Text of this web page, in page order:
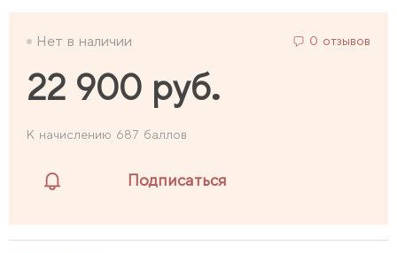
Нет в наличии 0 отзывов
22 900 руб.
К начислению 687 баллов
Подписаться